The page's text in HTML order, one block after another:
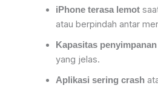
iPhone terasa lemot
atau berpindah antar
Kapasitas
yang jelas.
Aplikasi sering crash